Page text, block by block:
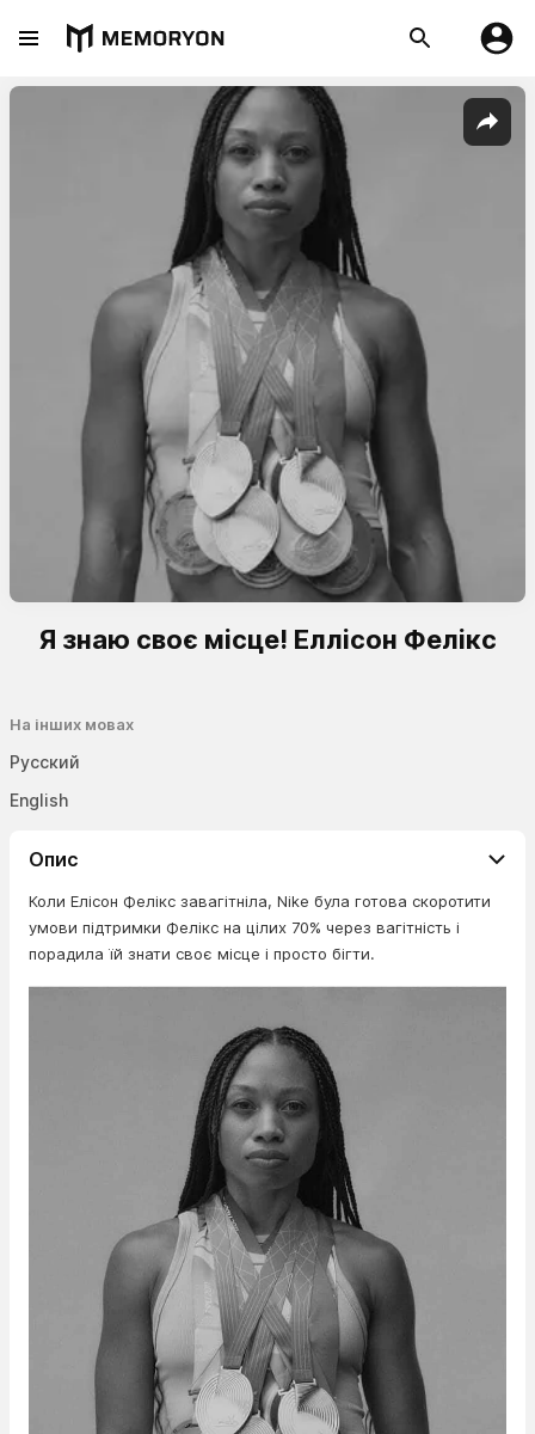
Я знаю своє місце! Еллісон Фелікс
На інших мовах
Русский
English
Опис
Коли Елісон Фелікс завагітніла, Nike була готова скоротити
умови підтримки Фелікс на цілих 70% через вагітність і
порадила їй знати своє місце і просто бігти.